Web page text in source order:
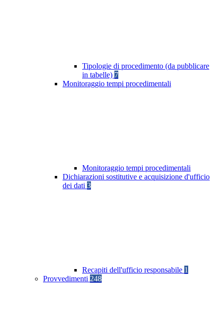
Tipologie di procedimento (da pubblicare
in tabelle) 7
Monitoraggio tempi procedimentali
Monitoraggio tempi procedimentali
Dichiarazioni sostitutive e acquisizione d'ufficio
dei dati 3
Recapiti dell'ufficio responsabile 1
Provvedimenti 248